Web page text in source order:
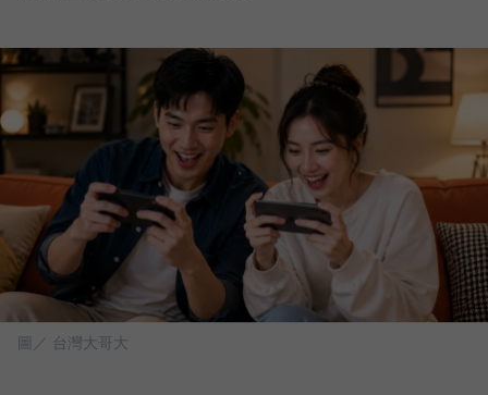
圖／ 台灣大哥大